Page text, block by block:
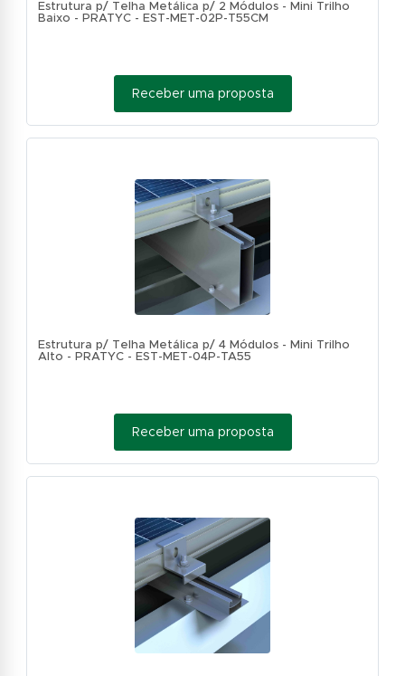
Estrutura p/ Telha Metálica p/ 2 Módulos - Mini Trilho
Baixo - PRATYC - EST-MET-02P-T55CM
Receber uma proposta
Estrutura p/ Telha Metálica p/ 4 Módulos - Mini Trilho
Alto - PRATYC - EST-MET-04P-TA55
Receber uma proposta